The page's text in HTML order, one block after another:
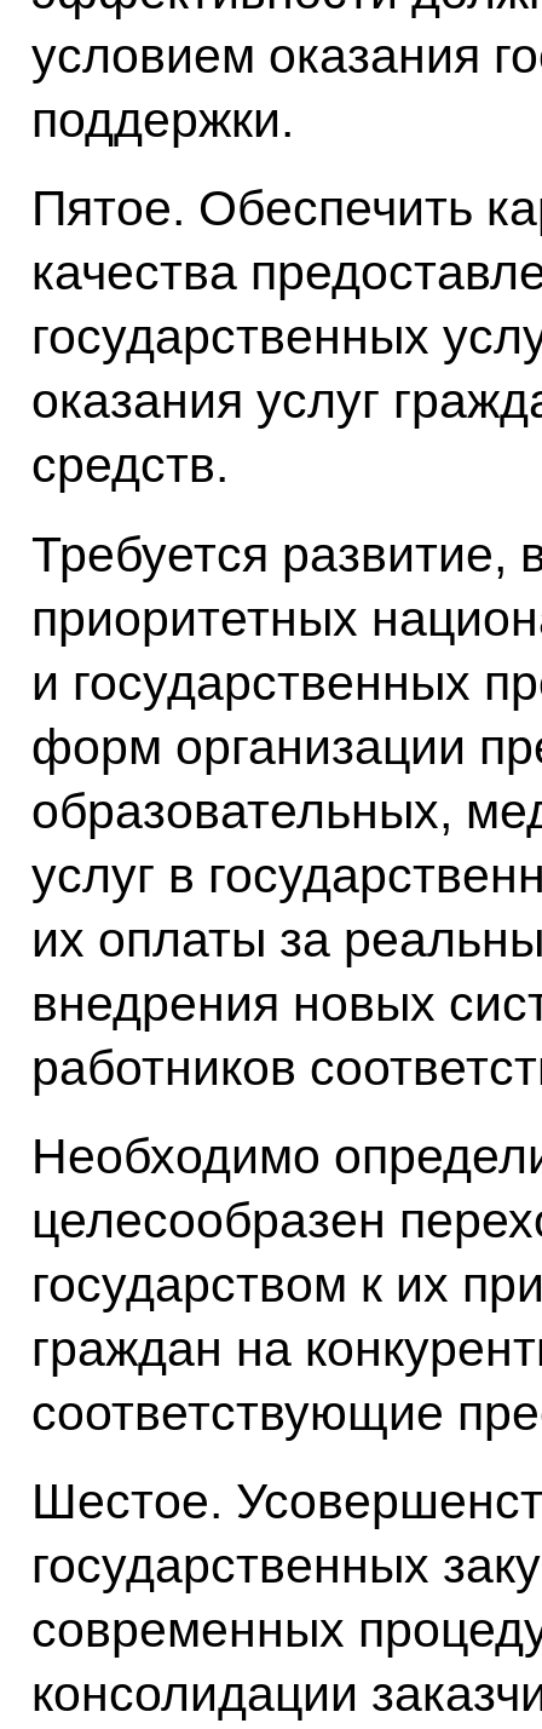
условием оказания
поддержки.
Пятое. Обеспечить
качества
государственных
оказания услуг
средств.
Требуется развитие,
приоритетных
и государственных
форм организации
образовательных,
услуг в
их оплаты за
внедрения новых
работников
Необходимо
целесообразен
государством к их
граждан на
соответствующие
Шестое.
государственных
современных
консолидации